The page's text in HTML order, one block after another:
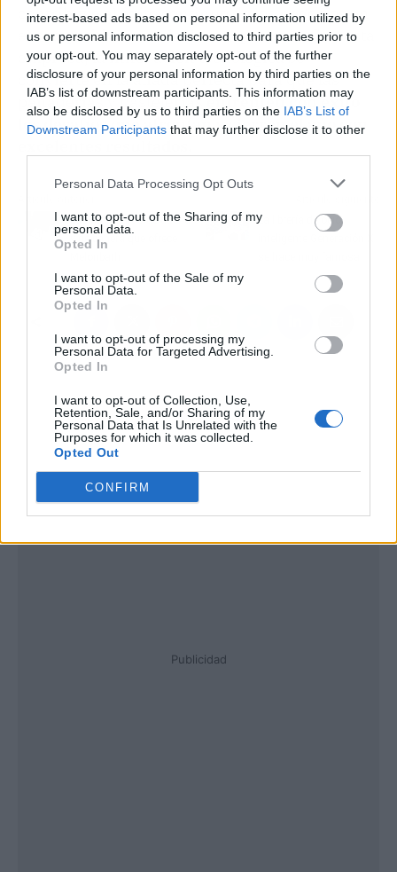
interest-based ads based on personal information utilized by
us or personal information disclosed to third parties prior to
your opt-out. You may separately opt-out of the further
disclosure of your personal information by third parties on the
IAB’s list of downstream participants. This information may
also be disclosed by us to third parties on the IAB’s List of
Downstream Participants that may further disclose it to other
Personal Data Processing Opt Outs
I want to opt-out of the Sharing of my
personal data.
Opted In
I want to opt-out of the Sale of my
Personal Data.
Opted In
I want to opt-out of processing my
Personal Data for Targeted Advertising.
Opted In
I want to opt-out of Collection, Use,
Retention, Sale, and/or Sharing of my
Personal Data that Is Unrelated with the
Purposes for which it was collected.
Opted Out
CONFIRM
contribuye al éxito continuo de los negocios en
el competitivo mundo de la repostería. Con esta
empresa, la innovación tecnológica se
convierte en la aliada perfecta para que las
panaderías y pasteleríasenfrenten con éxito
los desafíos que afrontan y cierren el año con
Las mamparas de ducha
y de bañera que ofrece
La librería de ocio
Publicidad